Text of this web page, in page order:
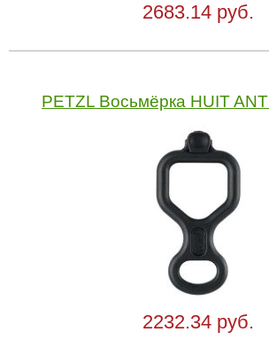
2683.14 руб.
PETZL Восьмёрка HUIT
2232.34 руб.